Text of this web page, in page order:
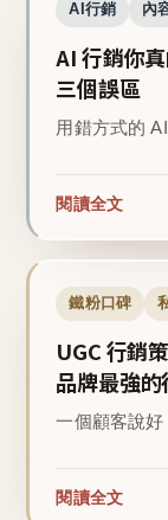
AI行銷 內
AI 行銷你
三個誤區
用錯方式的
閱讀全文
鐵粉口碑
UGC 行銷
品牌最強
一個顧客說好
閱讀全文